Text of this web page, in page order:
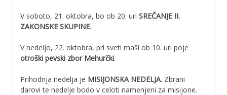
V soboto, 21. oktobra, bo ob 20. uri SREČANJE II.
ZAKONSKE SKUPINE.
V nedeljo, 22. oktobra, pri sveti maši ob 10. uri poje
otroški pevski zbor Mehurčki.
Prihodnja nedelja je MISIJONSKA NEDELJA. Zbrani
darovi te nedelje bodo v celoti namenjeni za misijone.